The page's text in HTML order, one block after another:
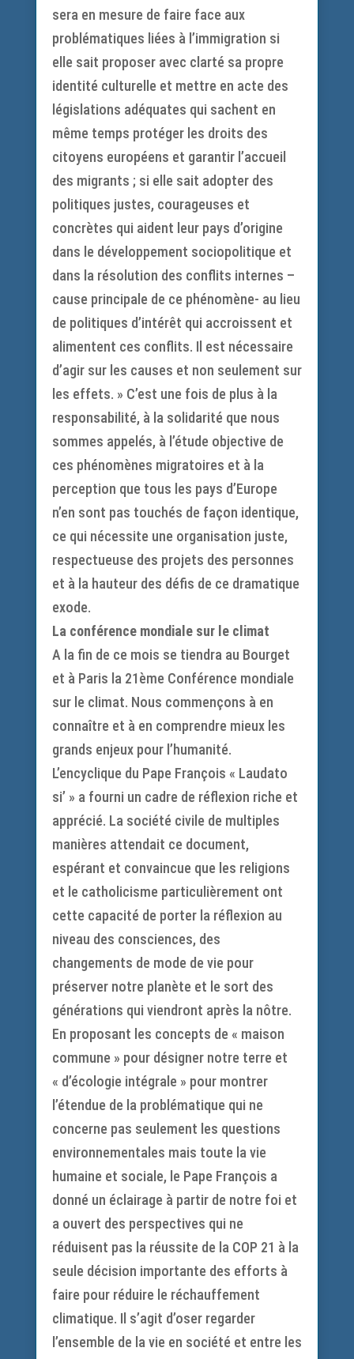
sera en mesure de faire face aux
problématiques liées à l’immigration si
elle sait proposer avec clarté sa propre
identité culturelle et mettre en acte des
législations adéquates qui sachent en
même temps protéger les droits des
citoyens européens et garantir l’accueil
des migrants ; si elle sait adopter des
politiques justes, courageuses et
concrètes qui aident leur pays d’origine
dans le développement sociopolitique et
dans la résolution des conflits internes –
cause principale de ce phénomène- au lieu
de politiques d’intérêt qui accroissent et
alimentent ces conflits. Il est nécessaire
d’agir sur les causes et non seulement sur
les effets. » C’est une fois de plus à la
responsabilité, à la solidarité que nous
sommes appelés, à l’étude objective de
ces phénomènes migratoires et à la
perception que tous les pays d’Europe
n’en sont pas touchés de façon identique,
ce qui nécessite une organisation juste,
respectueuse des projets des personnes
et à la hauteur des défis de ce dramatique
exode.
La conférence mondiale sur le climat
A la fin de ce mois se tiendra au Bourget
et à Paris la 21ème Conférence mondiale
sur le climat. Nous commençons à en
connaître et à en comprendre mieux les
grands enjeux pour l’humanité.
L’encyclique du Pape François « Laudato
si’ » a fourni un cadre de réflexion riche et
apprécié. La société civile de multiples
manières attendait ce document,
espérant et convaincue que les religions
et le catholicisme particulièrement ont
cette capacité de porter la réflexion au
niveau des consciences, des
changements de mode de vie pour
préserver notre planète et le sort des
générations qui viendront après la nôtre.
En proposant les concepts de « maison
commune » pour désigner notre terre et
« d’écologie intégrale » pour montrer
l’étendue de la problématique qui ne
concerne pas seulement les questions
environnementales mais toute la vie
humaine et sociale, le Pape François a
donné un éclairage à partir de notre foi et
a ouvert des perspectives qui ne
réduisent pas la réussite de la COP 21 à la
seule décision importante des efforts à
faire pour réduire le réchauffement
climatique. Il s’agit d’oser regarder
l’ensemble de la vie en société et entre les